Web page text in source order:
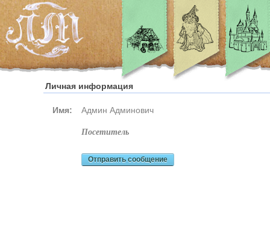
Личная информация
Имя: Админ Админович
посетитель
Отправить сообщение